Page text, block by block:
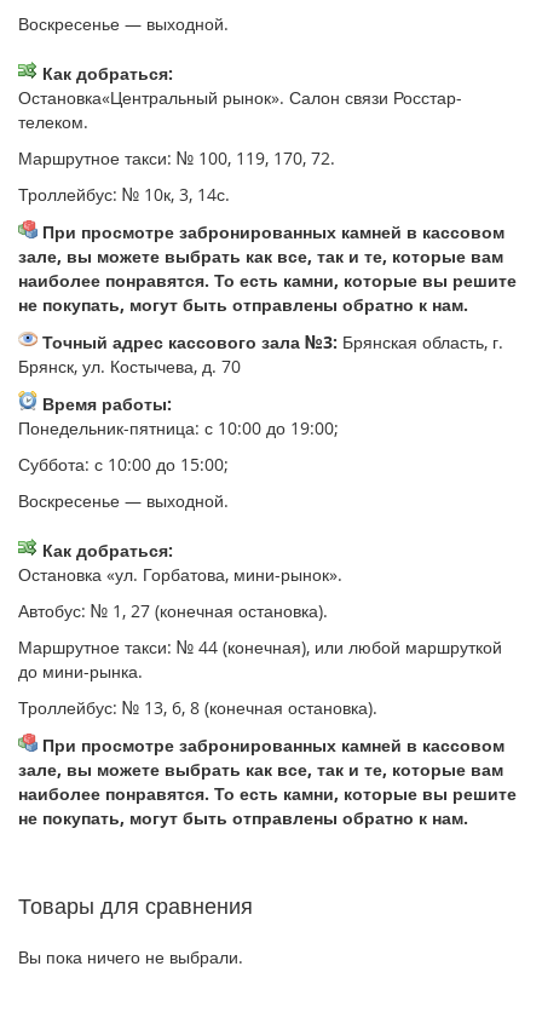
Воскресенье — выходной.
Как добраться:
Остановка«Центральный рынок». Салон связи Росстар-
телеком.
Маршрутное такси: № 100, 119, 170, 72.
Троллейбус: № 10к, 3, 14с.
При просмотре забронированных камней в кассовом
зале, вы можете выбрать как все, так и те, которые вам
наиболее понравятся. То есть камни, которые вы решите
не покупать, могут быть отправлены обратно к нам.
Точный адрес кассового зала №3: Брянская область, г.
Брянск, ул. Костычева, д. 70
Время работы:
Понедельник-пятница: с 10:00 до 19:00;
Суббота: с 10:00 до 15:00;
Воскресенье — выходной.
Как добраться:
Остановка «ул. Горбатова, мини-рынок».
Автобус: № 1, 27 (конечная остановка).
Маршрутное такси: № 44 (конечная), или любой маршруткой
до мини-рынка.
Троллейбус: № 13, 6, 8 (конечная остановка).
При просмотре забронированных камней в кассовом
зале, вы можете выбрать как все, так и те, которые вам
наиболее понравятся. То есть камни, которые вы решите
не покупать, могут быть отправлены обратно к нам.
Товары для сравнения
Вы пока ничего не выбрали.